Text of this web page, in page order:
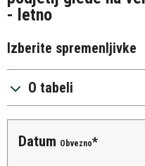
- letno
Izberite spremenljivke
O tabeli
Datum Obvezno